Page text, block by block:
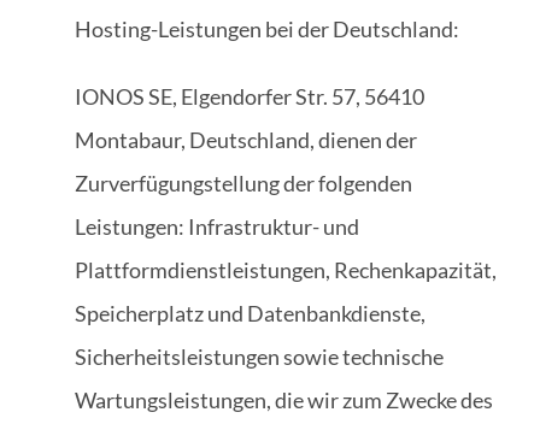
Hosting-Leistungen bei der Deutschland:
IONOS SE, Elgendorfer Str. 57, 56410
Montabaur, Deutschland, dienen der
Zurverfügungstellung der folgenden
Leistungen: Infrastruktur- und
Plattformdienstleistungen, Rechenkapazität,
Speicherplatz und Datenbankdienste,
Sicherheitsleistungen sowie technische
Wartungsleistungen, die wir zum Zwecke des